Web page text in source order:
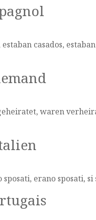
casados,
waren
erano sposati,